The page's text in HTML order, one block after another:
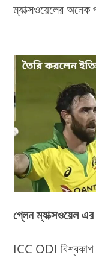
ম্যাক্সওয়েলের অনেক
গ্লেন ম্যাক্সওয়েল
ICC ODI